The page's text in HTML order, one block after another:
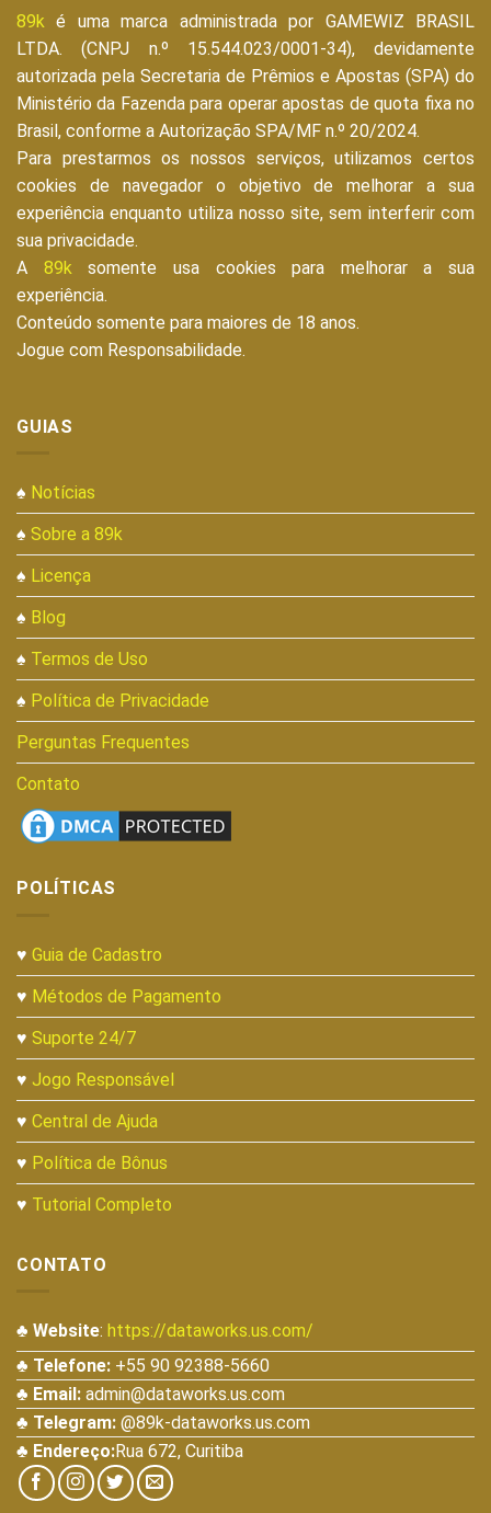
89k é uma marca administrada por GAMEWIZ BRASIL
LTDA. (CNPJ n.º 15.544.023/0001-34), devidamente
autorizada pela Secretaria de Prêmios e Apostas (SPA) do
Ministério da Fazenda para operar apostas de quota fixa no
Brasil, conforme a Autorização SPA/MF n.º 20/2024.
Para prestarmos os nossos serviços, utilizamos certos
cookies de navegador o objetivo de melhorar a sua
experiência enquanto utiliza nosso site, sem interferir com
sua privacidade.
A 89ksomente usa cookies para melhorar a sua
experiência.
Conteúdo somente para maiores de 18 anos.
Jogue com Responsabilidade.
GUIAS
♠ Notícias
♠ Sobre a 89k
♠ Licença
♠ Blog
♠ Termos de Uso
♠ Política de Privacidade
Perguntas Frequentes
Contato
POLÍTICAS
♥ Guia de Cadastro
♥ Métodos de Pagamento
♥ Suporte 24/7
♥ Jogo Responsável
♥ Central de Ajuda
♥ Política de Bônus
♥ Tutorial Completo
CONTATO
♣ Website: https://dataworks.us.com/
♣ Telefone: +55 90 92388-5660
♣ Email: admin@dataworks.us.com
♣ Telegram: @89k-dataworks.us.com
♣ Endereço:Rua 672, Curitiba